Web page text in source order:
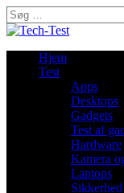
Søg
efter:
Hjem
Test
Apps
Desktops
Gadgets
Test af
Hardware
Kamera
Laptops
Sikkerhed